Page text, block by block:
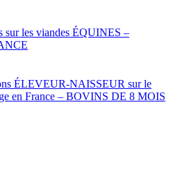
sur les viandes ÉQUINES –
ÉLEVEUR-NAISSEUR sur le
en France – BOVINS DE 8 MOIS